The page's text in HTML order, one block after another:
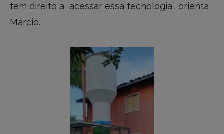
tem direito a acessar essa tecnologia”, orienta
Márcio.